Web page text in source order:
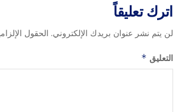
اترك تعليقاً
لن يتم نشر عنوان بريدك الإلكتروني. الحقول
التعليق *